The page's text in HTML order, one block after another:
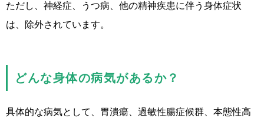
ただし、神経症、うつ病、他の精神疾患に伴う身体症状
は、除外されています。
どんな身体の病気があるか？
具体的な病気として、胃潰瘍、過敏性腸症候群、本態性高